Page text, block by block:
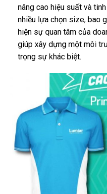
nâng cao hiệu suất và
nhiều lựa chọn size, bao
hiện sự quan tâm của
giúp xây dựng một môi
trọng sự khác biệt.